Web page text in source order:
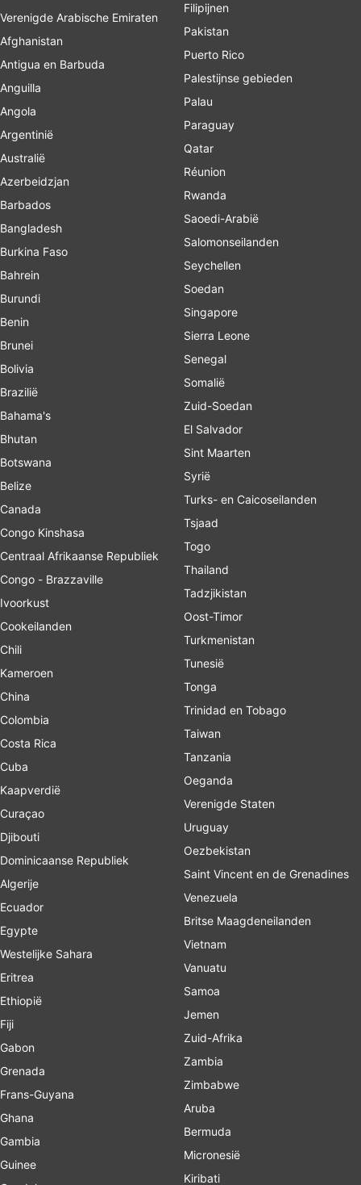
Verenigde Arabische Emiraten
Afghanistan
Antigua en Barbuda
Anguilla
Angola
Argentinië
Australië
Azerbeidzjan
Barbados
Bangladesh
Burkina Faso
Bahrein
Burundi
Benin
Brunei
Bolivia
Brazilië
Bahama's
Bhutan
Botswana
Belize
Canada
Congo Kinshasa
Centraal Afrikaanse Republiek
Congo - Brazzaville
Ivoorkust
Cookeilanden
Chili
Kameroen
China
Colombia
Costa Rica
Cuba
Kaapverdië
Curaçao
Djibouti
Dominicaanse Republiek
Algerije
Ecuador
Egypte
Westelijke Sahara
Eritrea
Ethiopië
Fiji
Gabon
Grenada
Frans-Guyana
Ghana
Gambia
Guinee
Filipijnen
Pakistan
Puerto Rico
Palestijnse gebieden
Palau
Paraguay
Qatar
Réunion
Rwanda
Saoedi-Arabië
Salomonseilanden
Seychellen
Soedan
Singapore
Sierra Leone
Senegal
Somalië
Zuid-Soedan
El Salvador
Sint Maarten
Syrië
Turks- en Caicoseilanden
Tsjaad
Togo
Thailand
Tadzjikistan
Oost-Timor
Turkmenistan
Tunesië
Tonga
Trinidad en Tobago
Taiwan
Tanzania
Oeganda
Verenigde Staten
Uruguay
Oezbekistan
Saint Vincent en de Grenadines
Venezuela
Britse Maagdeneilanden
Vietnam
Vanuatu
Samoa
Jemen
Zuid-Afrika
Zambia
Zimbabwe
Aruba
Bermuda
Micronesië
Kiribati